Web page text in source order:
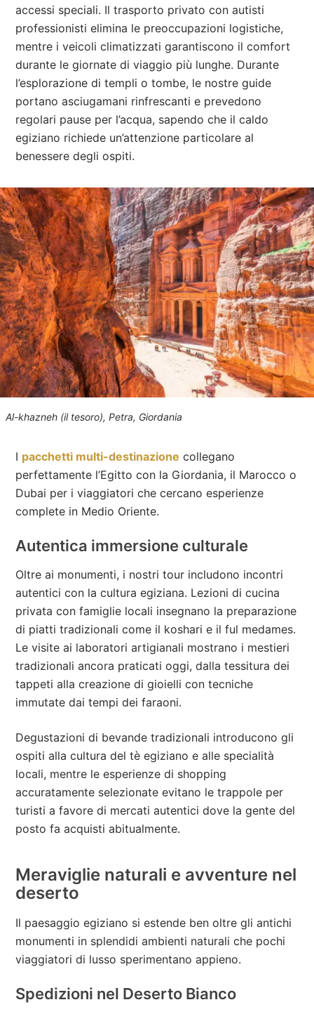
accessi speciali. Il trasporto privato con autisti
professionisti elimina le preoccupazioni logistiche,
mentre i veicoli climatizzati garantiscono il comfort
durante le giornate di viaggio più lunghe. Durante
l’esplorazione di templi o tombe, le nostre guide
portano asciugamani rinfrescanti e prevedono
regolari pause per l’acqua, sapendo che il caldo
egiziano richiede un’attenzione particolare al
benessere degli ospiti.
Al-khazneh (il tesoro), Petra, Giordania
I pacchetti multi-destinazione collegano
perfettamente l’Egitto con la Giordania, il Marocco o
Dubai per i viaggiatori che cercano esperienze
complete in Medio Oriente.
Autentica immersione culturale
Oltre ai monumenti, i nostri tour includono incontri
autentici con la cultura egiziana. Lezioni di cucina
privata con famiglie locali insegnano la preparazione
di piatti tradizionali come il koshari e il ful medames.
Le visite ai laboratori artigianali mostrano i mestieri
tradizionali ancora praticati oggi, dalla tessitura dei
tappeti alla creazione di gioielli con tecniche
immutate dai tempi dei faraoni.
Degustazioni di bevande tradizionali introducono gli
ospiti alla cultura del tè egiziano e alle specialità
locali, mentre le esperienze di shopping
accuratamente selezionate evitano le trappole per
turisti a favore di mercati autentici dove la gente del
posto fa acquisti abitualmente.
Meraviglie naturali e avventure nel
deserto
Il paesaggio egiziano si estende ben oltre gli antichi
monumenti in splendidi ambienti naturali che pochi
viaggiatori di lusso sperimentano appieno.
Spedizioni nel Deserto Bianco